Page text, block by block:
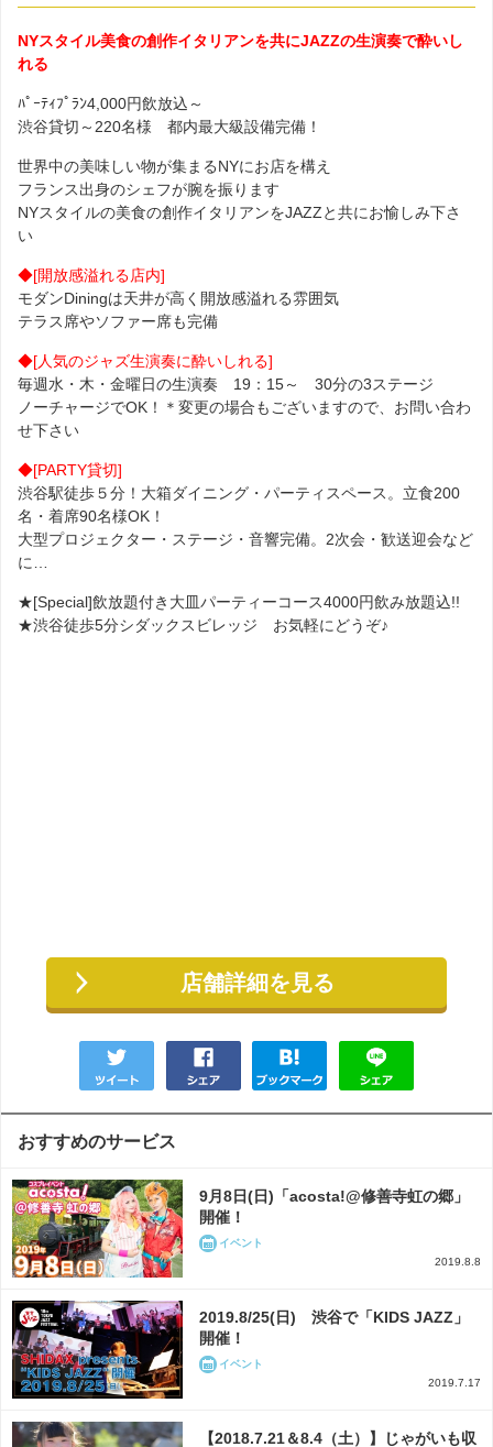
NYスタイル美食の創作イタリアンを共にJAZZの生演奏で酔いし
れる
ﾊﾟｰﾃｨﾌﾟﾗﾝ4,000円飲放込～
渋谷貸切～220名様 都内最大級設備完備！
世界中の美味しい物が集まるNYにお店を構え
フランス出身のシェフが腕を振ります
NYスタイルの美食の創作イタリアンをJAZZと共にお愉しみ下さ
い
◆[開放感溢れる店内]
モダンDiningは天井が高く開放感溢れる雰囲気
テラス席やソファー席も完備
◆[人気のジャズ生演奏に酔いしれる]
毎週水・木・金曜日の生演奏 19：15～ 30分の3ステージ
ノーチャージでOK！＊変更の場合もございますので、お問い合わ
せ下さい
◆[PARTY貸切]
渋谷駅徒歩５分！大箱ダイニング・パーティスペース。立食200
名・着席90名様OK！
大型プロジェクター・ステージ・音響完備。2次会・歓送迎会など
に…
★[Special]飲放題付き大皿パーティーコース4000円飲み放題込!!
★渋谷徒歩5分シダックスビレッジ お気軽にどうぞ♪
店舗詳細を見る
おすすめのサービス
9月8日(日)「acosta!@修善寺虹の郷」
開催！
イベント
2019.8.8
2019.8/25(日) 渋谷で「KIDS JAZZ」
開催！
イベント
2019.7.17
【2018.7.21＆8.4（土）】じゃがいも収